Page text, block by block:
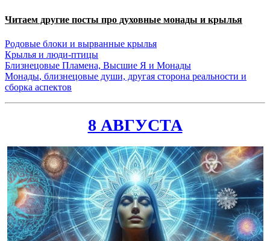
Читаем другие посты про духовные монады и крылья
Родовые блоки и вырванные крылья
Крылья и люди-птицы
Близнецовые Пламена, Высшие Я и Монады
Монады, близнецовые души, другая сторона реальности и
сборка аспектов
8 АВГУСТА